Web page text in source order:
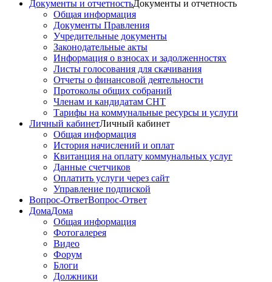
Документы и отчетностьДокументы и отчетность
Общая информация
Документы Правления
Учредительные документы
Законодательные акты
Информация о взносах и задолженностях
Листы голосования для скачивания
Отчеты о финансовой деятельности
Протоколы общих собраний
Членам и кандидатам СНТ
Тарифы на коммунальные ресурсы и услуги
Личный кабинетЛичный кабинет
Общая информация
История начислений и оплат
Квитанция на оплату коммунальных услуг
Данные счетчиков
Оплатить услуги через сайт
Управление подпиской
Вопрос-ОтветВопрос-Ответ
ДомаДома
Общая информация
Фотогалерея
Видео
Форум
Блоги
Должники